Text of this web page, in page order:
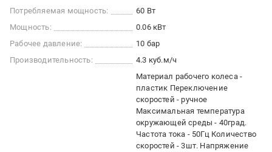
Потребляемая мощность:
60 Вт
Мощность:
0.06 кВт
Рабочее давление:
10 бар
Производительность:
4.3 куб.м/ч
Материал рабочего колеса -
пластик Переключение
скоростей - ручное
Максимальная температура
окружающей среды - 40град.
Частота тока - 50Гц Количество
скоростей - 3шт. Напряжение